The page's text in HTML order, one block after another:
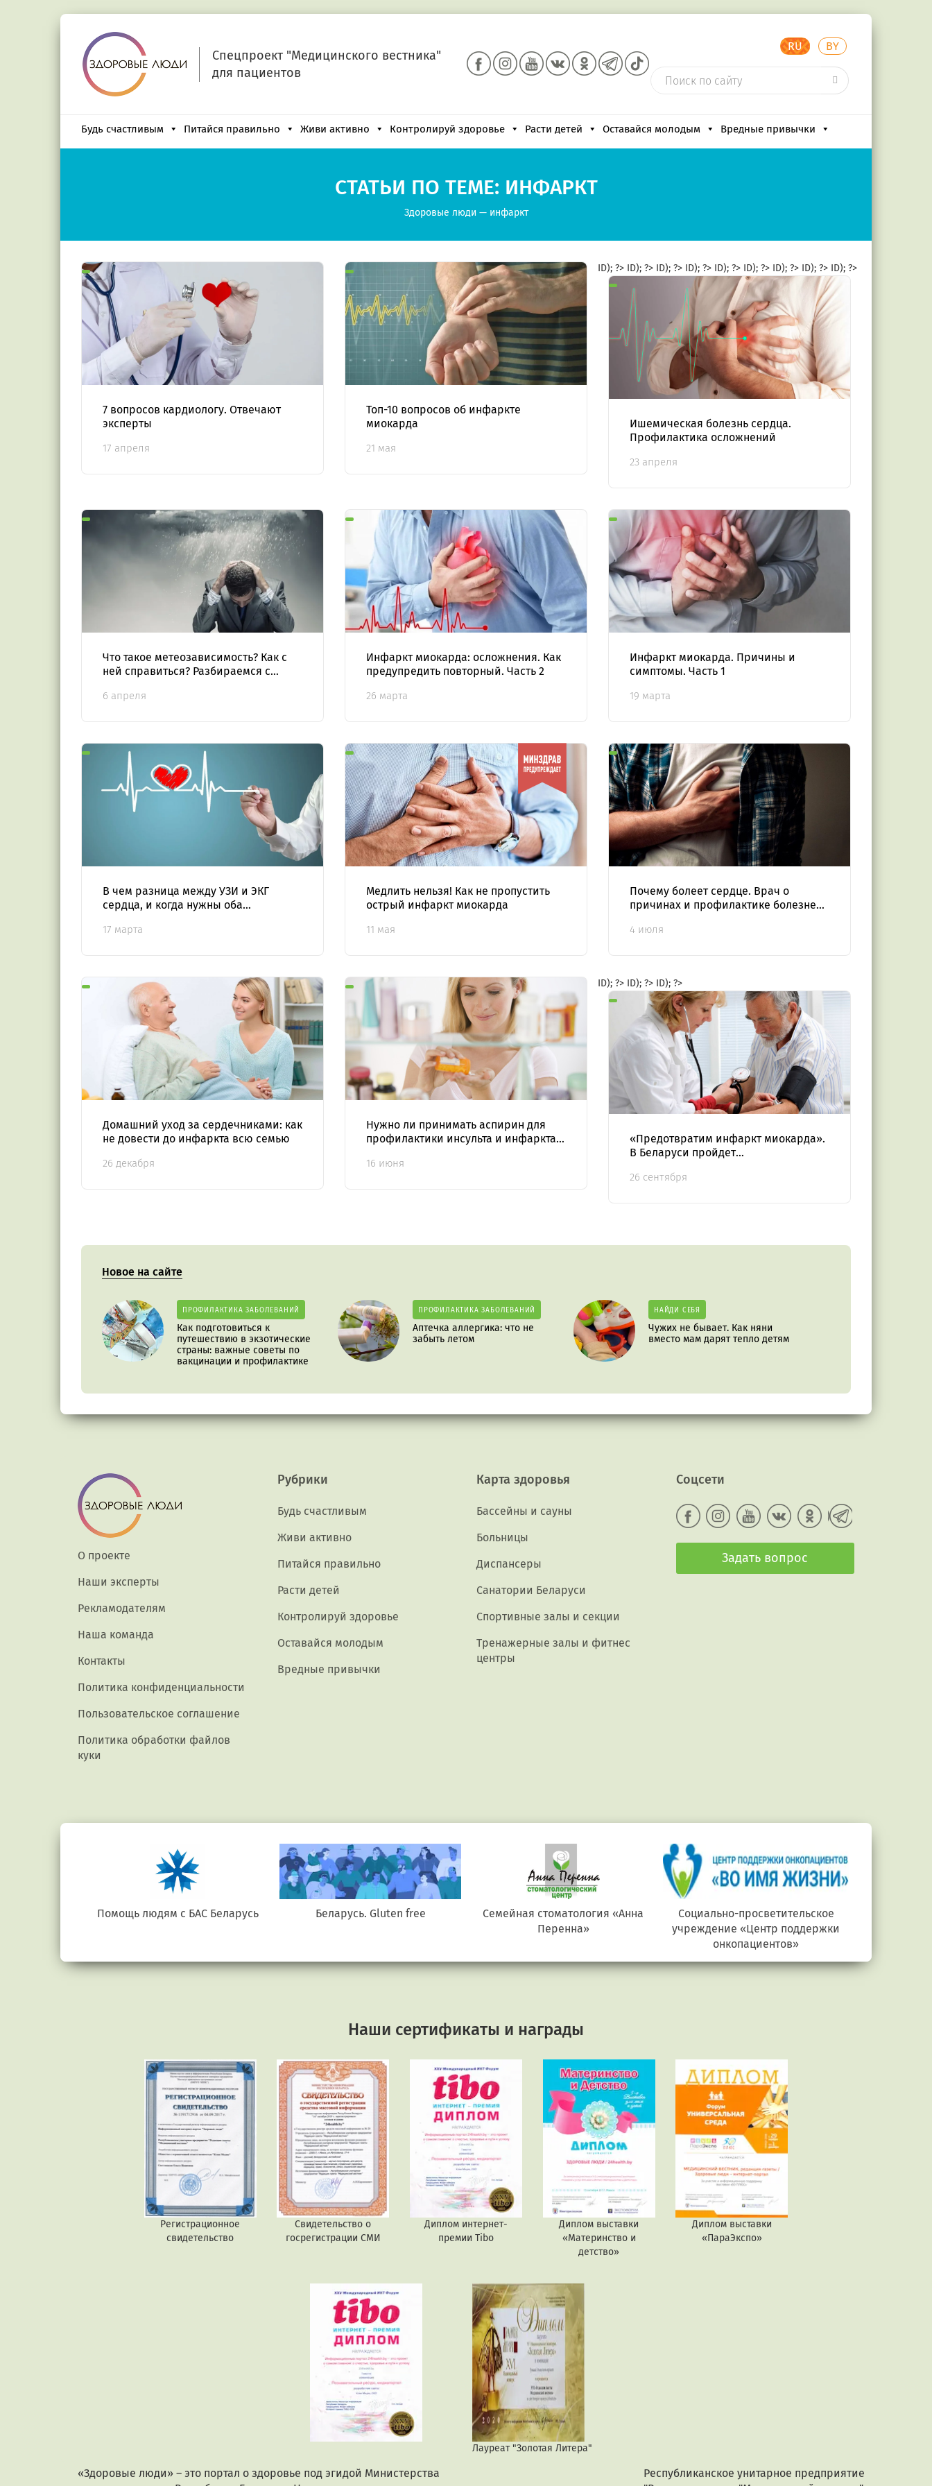
Спецпроект "Медицинского вестника"
для пациентов
RU BY
Будь счастливым Питайся правильно Живи активно Контролируй здоровье Расти детей Оставайся молодым Вредные привычки
СТАТЬИ ПО ТЕМЕ: ИНФАРКТ
Здоровые люди — инфаркт
ID); ?>
7 вопросов кардиологу. Отвечают
эксперты
17 апреля
ID); ?>
Топ-10 вопросов об инфаркте
миокарда
21 мая
ID); ?>
Ишемическая болезнь сердца.
Профилактика осложнений
23 апреля
ID); ?>
Что такое метеозависимость? Как с
ней справиться? Разбираемся с
6 апреля
ID); ?>
Инфаркт миокарда: осложнения. Как
предупредить повторный. Часть 2
26 марта
ID); ?>
Инфаркт миокарда. Причины и
симптомы. Часть 1
19 марта
ID); ?>
В чем разница между УЗИ и ЭКГ
сердца, и когда нужны оба
17 марта
ID); ?>
Медлить нельзя! Как не пропустить
острый инфаркт миокарда
11 мая
ID); ?>
Почему болеет сердце. Врач о
причинах и профилактике болезней
4 июля
ID); ?>
Домашний уход за сердечниками: как
не довести до инфаркта всю семью
26 декабря
ID); ?>
Нужно ли принимать аспирин для
профилактики инсульта и инфаркта?
16 июня
ID); ?>
«Предотвратим инфаркт миокарда».
В Беларуси пройдет
акция
26 сентября
Новое на сайте
ПРОФИЛАКТИКА ЗАБОЛЕВАНИЙ
Как подготовиться к
путешествию в экзотические
страны: важные советы по
вакцинации и профилактике
ПРОФИЛАКТИКА ЗАБОЛЕВАНИЙ
Аптечка аллергика: что не
забыть летом
НАЙДИ СЕБЯ
Чужих не бывает. Как няни
вместо мам дарят тепло детям
О проекте
Наши эксперты
Рекламодателям
Наша команда
Контакты
Политика конфиденциальности
Пользовательское соглашение
Политика обработки файлов
куки
Рубрики
Будь счастливым
Живи активно
Питайся правильно
Расти детей
Контролируй здоровье
Оставайся молодым
Вредные привычки
Карта здоровья
Бассейны и сауны
Больницы
Диспансеры
Санатории Беларуси
Спортивные залы и секции
Тренажерные залы и фитнес
центры
Соцсети
Задать вопрос
Помощь людям с БАС Беларусь Беларусь. Gluten free
Семейная стоматология «Анна
Перенна»
Социально-просветительское
учреждение «Центр поддержки
онкопациентов»
Наши сертификаты и награды
Регистрационное
свидетельство
Свидетельство о
госрегистрации СМИ
Диплом интернет-
премии Tibo
Диплом выставки
«Материнство и
детство»
Диплом выставки
«ПараЭкспо»
Лауреат "Золотая Литера"
«Здоровые люди» – это портал о здоровье под эгидой Министерства
Республиканское унитарное предприятие